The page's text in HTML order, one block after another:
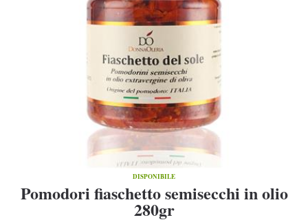
DISPONIBILE
Pomodori fiaschetto semisecchi in olio
280gr